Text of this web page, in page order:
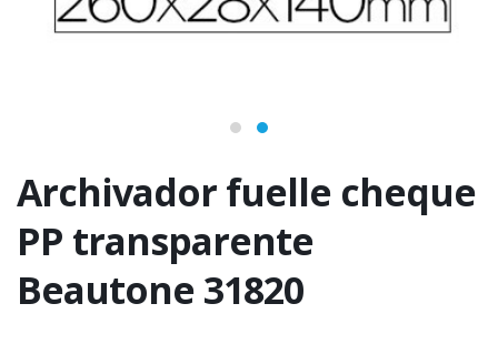
Archivador fuelle cheque
PP transparente
Beautone 31820